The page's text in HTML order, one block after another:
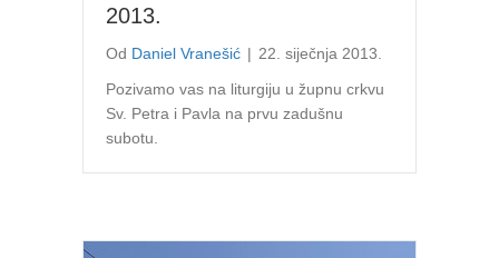
2013.
Od Daniel Vranešić | 22. siječnja 2013.
Pozivamo vas na liturgiju u župnu crkvu
Sv. Petra i Pavla na prvu zadušnu
subotu.